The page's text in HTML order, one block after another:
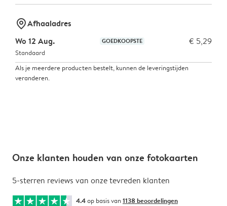
marker-pinAfhaaladres
Wo 12 Aug.
GOEDKOOPSTE € 5,29
Standaard
Als je meerdere producten bestelt, kunnen de leveringstijden
veranderen.
Onze klanten houden van onze fotokaarten
5-sterren reviews van onze tevreden klanten
4.4op basis van 1138 beoordelingen